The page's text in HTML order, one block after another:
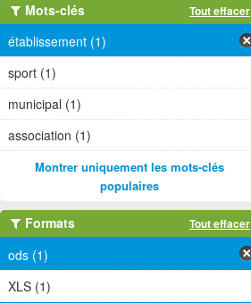
Mots-clés Tout effacer
établissement (1)
sport (1)
municipal (1)
association (1)
Montrer uniquement les mots-clés
populaires
Formats Tout effacer
ods (1)
XLS (1)